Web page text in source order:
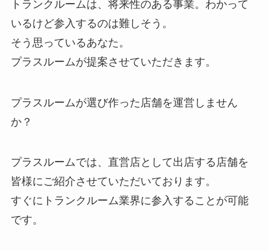
トランクルームは、将来性のある事業。わかって
いるけど参入するのは難しそう。
そう思っているあなた。
プラスルームが提案させていただきます。
プラスルームが選び作った店舗を運営しません
か？
プラスルームでは、直営店として出店する店舗を
皆様にご紹介させていただいております。
すぐにトランクルーム業界に参入することが可能
です。